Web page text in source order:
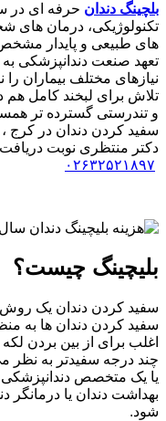
بلچینگ دندان
تکنولوژیکی، درمان های
های طبیعی و پایدار مشخص
تعهد صنعت دندانپزشکی به
نیازهای مختلف بیماران
تلاش برای لبخند کامل
و تندرستی گسترده تر
سفید کردن دندان در کرج ،
دکتر منتظری نوبت دریافت
۰۲۶۳۲۵۲۱۸۹۷
بلیچینگ چیست؟
سفید کردن دندان یک روش
سفید کردن دندان ها به
اغلب برای از بین بردن
چند درجه سفیدتر به نظر
یا یک متخصص
بهداشت دندان یا درمانگر
شود.